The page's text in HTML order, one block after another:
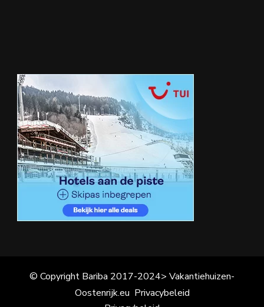
© Copyright Bariba 2017-2024> Vakantiehuizen-
Oostenrijk.eu Privacybeleid